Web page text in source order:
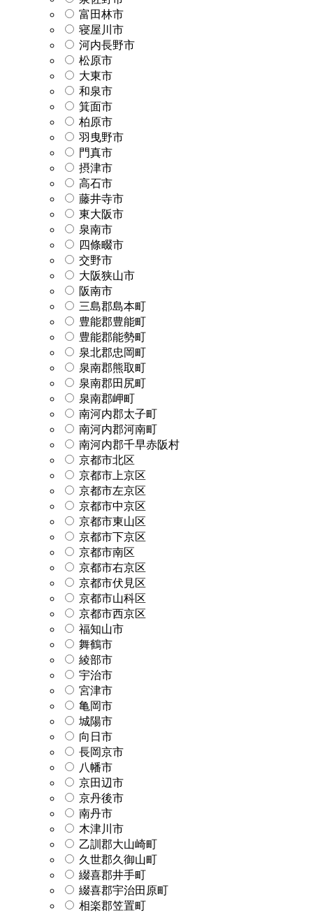
富田林市
寝屋川市
河内長野市
松原市
大東市
和泉市
箕面市
柏原市
羽曳野市
門真市
摂津市
高石市
藤井寺市
東大阪市
泉南市
四條畷市
交野市
大阪狭山市
阪南市
三島郡島本町
豊能郡豊能町
豊能郡能勢町
泉北郡忠岡町
泉南郡熊取町
泉南郡田尻町
泉南郡岬町
南河内郡太子町
南河内郡河南町
南河内郡千早赤阪村
京都市北区
京都市上京区
京都市左京区
京都市中京区
京都市東山区
京都市下京区
京都市南区
京都市右京区
京都市伏見区
京都市山科区
京都市西京区
福知山市
舞鶴市
綾部市
宇治市
宮津市
亀岡市
城陽市
向日市
長岡京市
八幡市
京田辺市
京丹後市
南丹市
木津川市
乙訓郡大山崎町
久世郡久御山町
綴喜郡井手町
綴喜郡宇治田原町
相楽郡笠置町